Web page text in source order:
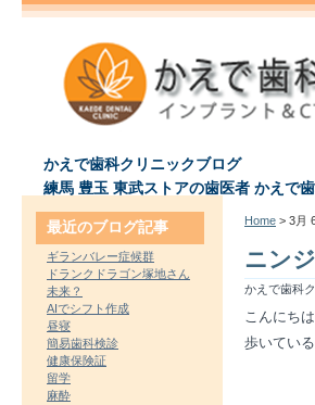
かえで歯科クリニックブログ
練馬 豊玉 東武ストアの歯医者 かえで
Home > 3月
ニン
かえで歯科
こんにち
歩いてい
最近のブログ記事
ギランバレー症候群
ドランクドラゴン塚地さん
未来？
AIでシフト作成
昼寝
簡易歯科検診
健康保険証
留学
麻酔